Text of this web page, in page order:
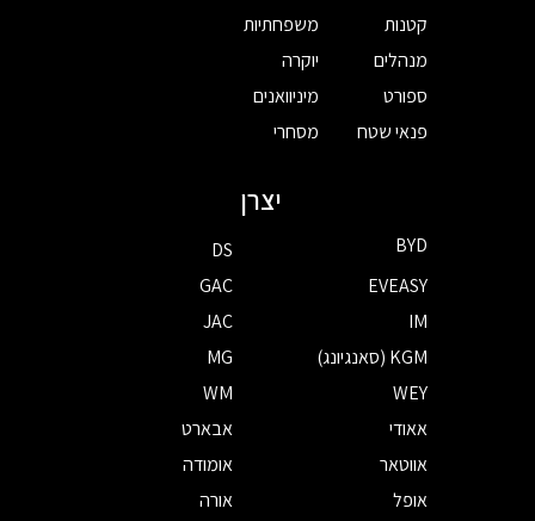
קטנות
מנהלים
ספורט
פנאי שטח
משפחתיות
יוקרה
מיניוואנים
מסחרי
יצרן
BYD
DS
EVEASY
GAC
IM
JAC
KGM (סאנגיונג)
MG
WEY
WM
אאודי
אבארט
אווטאר
אומודה
אופל
אורה